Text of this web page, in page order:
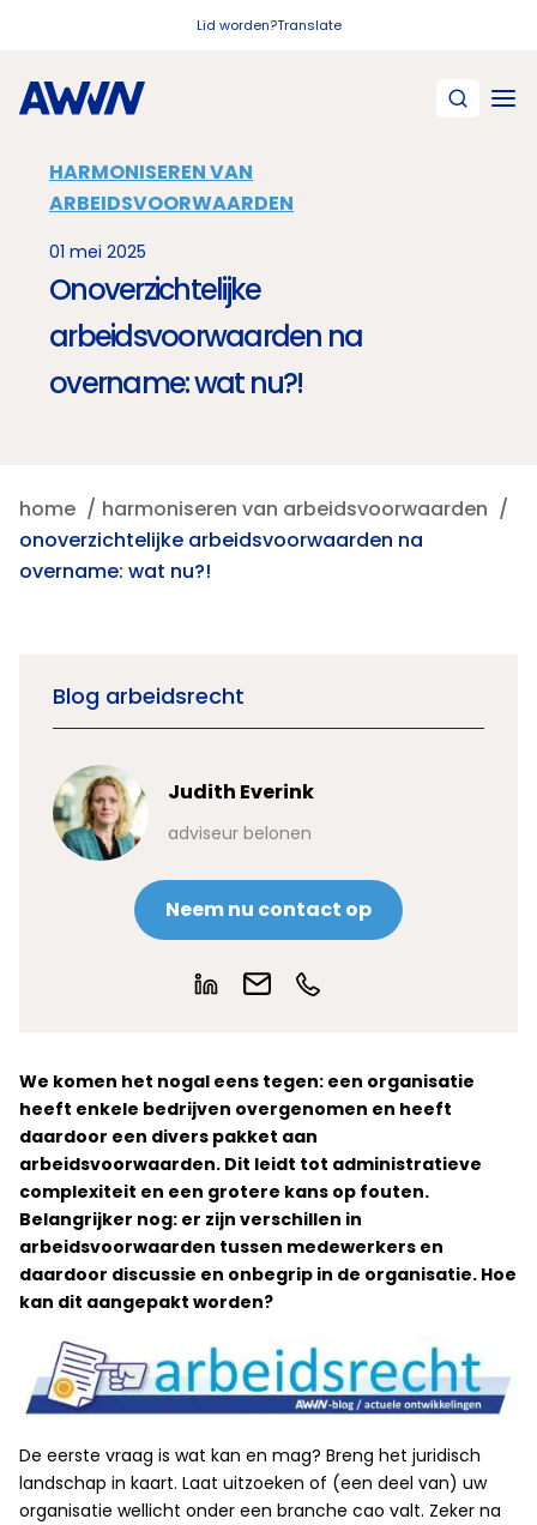
Lid worden?Translate
HARMONISEREN VAN
ARBEIDSVOORWAARDEN
01 mei 2025
Onoverzichtelijke
arbeidsvoorwaarden na
overname: wat nu?!
home
harmoniseren van arbeidsvoorwaarden
onoverzichtelijke arbeidsvoorwaarden na
overname: wat nu?!
Blog arbeidsrecht
Judith Everink
adviseur belonen
Neem nu contact op
We komen het nogal eens tegen: een organisatie
heeft enkele bedrijven overgenomen en heeft
daardoor een divers pakket aan
arbeidsvoorwaarden. Dit leidt tot administratieve
complexiteit en een grotere kans op fouten.
Belangrijker nog: er zijn verschillen in
arbeidsvoorwaarden tussen medewerkers en
daardoor discussie en onbegrip in de organisatie. Hoe
kan dit aangepakt worden?
De eerste vraag is wat kan en mag? Breng het juridisch
landschap in kaart. Laat uitzoeken of (een deel van) uw
organisatie wellicht onder een branche cao valt. Zeker na